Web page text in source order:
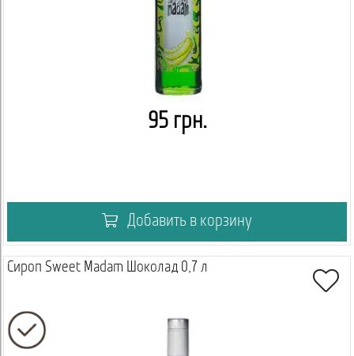
95 грн.
Добавить в корзину
Сироп Sweet Madam Шоколад 0,7 л